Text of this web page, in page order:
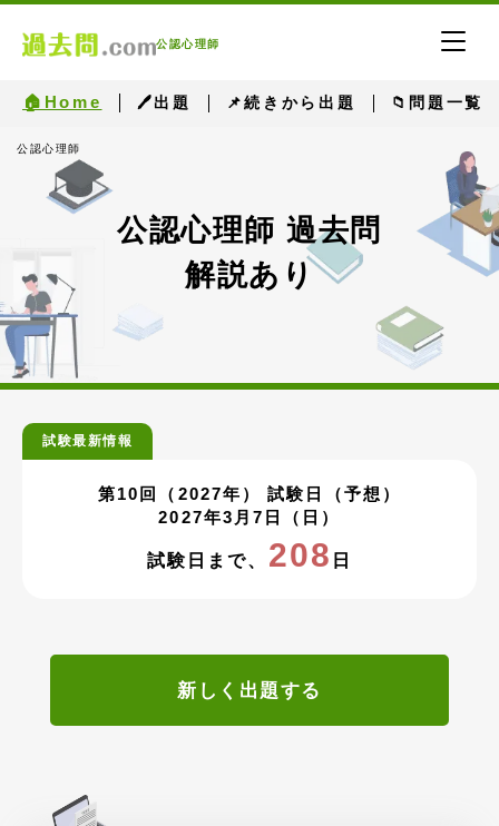
公認心理師
🏠Home 🖊出題 📌続きから出題 📁問題一覧
公認心理師
公認心理師 過去問
解説あり
試験最新情報
第10回（2027年） 試験日（予想）
2027年3月7日（日）
試験日まで、 208 日
新しく出題する